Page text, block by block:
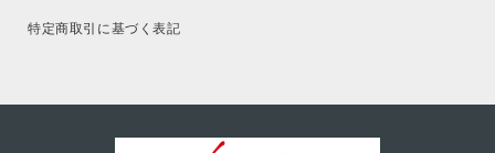
特定商取引に基づく表記